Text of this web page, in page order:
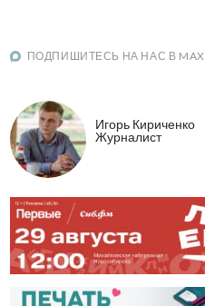
ПОДПИШИТЕСЬ НА НАС В MAX
Игорь Кириченко
Журналист